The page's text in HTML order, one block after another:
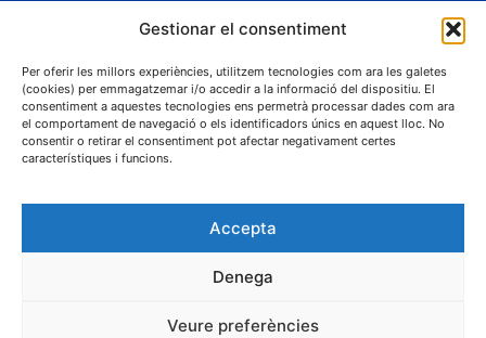
Gestionar el consentiment
Per oferir les millors experiències, utilitzem tecnologies com ara les galetes
(cookies) per emmagatzemar i/o accedir a la informació del dispositiu. El
consentiment a aquestes tecnologies ens permetrà processar dades com ara
el comportament de navegació o els identificadors únics en aquest lloc. No
consentir o retirar el consentiment pot afectar negativament certes
característiques i funcions.
Accepta
Denega
Veure preferències
C. Sant Josep, 1
25243 El Palau d'Anglesola (Pla d'Urgell)
Privacitat Cookies Protecció de dades